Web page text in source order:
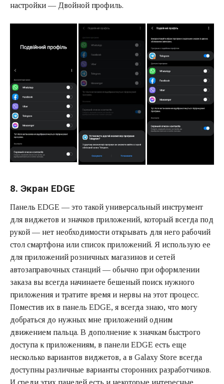
настройки — Двойной профиль.
8. Экран EDGE
Панель EDGE — это такой универсальный инструмент
для виджетов и значков приложений, который всегда под
рукой — нет необходимости открывать для него рабочий
стол смартфона или список приложений. Я использую ее
для приложений розничных магазинов и сетей
автозаправочных станций — обычно при оформлении
заказа вы всегда начинаете бешеный поиск нужного
приложения и тратите время и нервы на этот процесс.
Поместив их в панель EDGE, я всегда знаю, что могу
добраться до нужных мне приложений одним
движением пальца. В дополнение к значкам быстрого
доступа к приложениям, в панели EDGE есть еще
несколько вариантов виджетов, а в Galaxy Store всегда
доступны различные варианты сторонних разработчиков.
И среди этих панелей есть и некоторые интересные.